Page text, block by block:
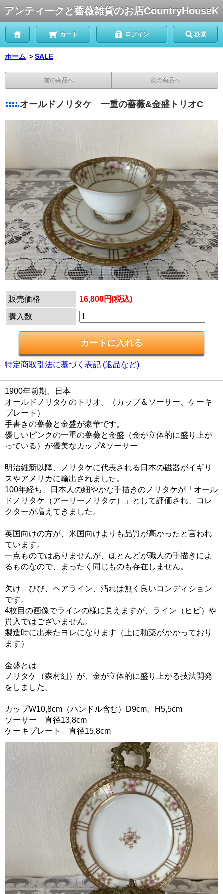
アンティークと薔薇雑貨のお店CountryHouseK
カート ログイン 検索
ホーム ＞SALE
前の商品へ 次の商品へ
オールドノリタケ 一重の薔薇&金盛トリオC
販売価格 16,800円(税込)
購入数
特定商取引法に基づく表記 (返品など)
1900年前期、日本
オールドノリタケのトリオ。（カップ＆ソーサー、ケーキ
プレート）
手書きの薔薇と金盛が豪華です。
優しいピンクの一重の薔薇と金盛（金が立体的に盛り上が
っている）が優美なカップ&ソーサー
明治維新以降、ノリタケに代表される日本の磁器がイギリ
スやアメリカに輸出されました。
100年経ち、日本人の細やかな手描きのノリタケが「オール
ドノリタケ（アーリーノリタケ）」として評価され、コレ
クターが増えてきました。
英国向けの方が、米国向けよりも品質が高かったと言われ
ています。
一点ものではありませんが、ほとんどが職人の手描きによ
るものなので、まったく同じものも存在しません。
欠け ひび、ヘアライン、汚れは無く良いコンディション
です。
4枚目の画像でラインの様に見えますが、ライン（ヒビ）や
貫入ではございません。
製造時に出来たヨレになります（上に釉薬がかかっており
ます）
金盛とは
ノリタケ（森村組）が、金が立体的に盛り上がる技法開発
をしました。
カップW10,8cm（ハンドル含む）D9cm、H5,5cm
ソーサー 直径13,8cm
ケーキプレート 直径15,8cm